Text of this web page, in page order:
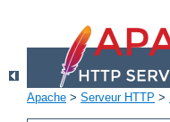
Apache > Serveur HTTP >